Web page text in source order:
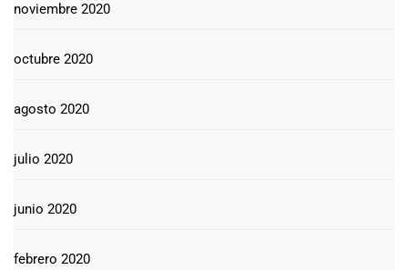
noviembre 2020
octubre 2020
agosto 2020
julio 2020
junio 2020
febrero 2020